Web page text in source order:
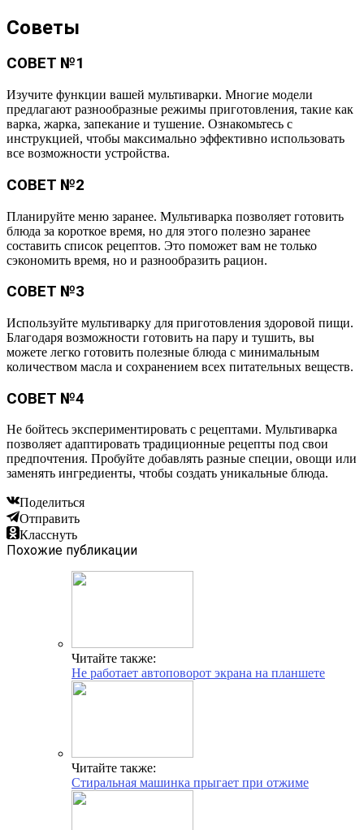
Советы
СОВЕТ №1
Изучите функции вашей мультиварки. Многие модели
предлагают разнообразные режимы приготовления, такие как
варка, жарка, запекание и тушение. Ознакомьтесь с
инструкцией, чтобы максимально эффективно использовать
все возможности устройства.
СОВЕТ №2
Планируйте меню заранее. Мультиварка позволяет готовить
блюда за короткое время, но для этого полезно заранее
составить список рецептов. Это поможет вам не только
сэкономить время, но и разнообразить рацион.
СОВЕТ №3
Используйте мультиварку для приготовления здоровой пищи.
Благодаря возможности готовить на пару и тушить, вы
можете легко готовить полезные блюда с минимальным
количеством масла и сохранением всех питательных веществ.
СОВЕТ №4
Не бойтесь экспериментировать с рецептами. Мультиварка
позволяет адаптировать традиционные рецепты под свои
предпочтения. Пробуйте добавлять разные специи, овощи или
заменять ингредиенты, чтобы создать уникальные блюда.
Поделиться
Отправить
Класснуть
Похожие публикации
Читайте также:
Не работает автоповорот экрана на планшете
Читайте также:
Стиральная машинка прыгает при отжиме